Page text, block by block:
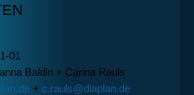
01
Baldin + Carina Rauls
+ c.rauls@diaplan.de